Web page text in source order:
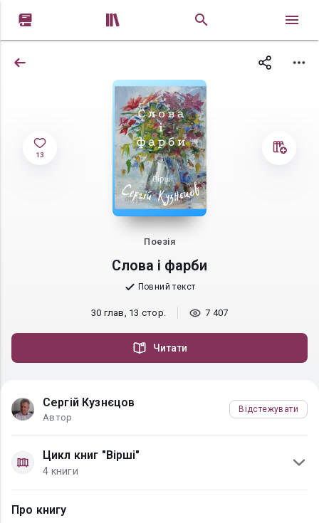
 
13
Поезія
Слова і фарби
Повний текст
30 глав, 13 стор. 7 407
Читати
Сергій Кузнєцов
Автор
Відстежувати
Цикл книг "Вірші"
4 книги
Про книгу